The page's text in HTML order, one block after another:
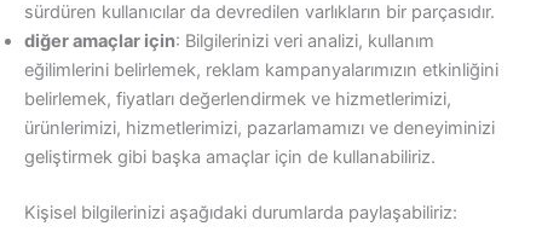
sürdüren kullanıcılar da devredilen varlıkların bir parçasıdır.
diğer amaçlar için: Bilgilerinizi veri analizi, kullanım
eğilimlerini belirlemek, reklam kampanyalarımızın etkinliğini
belirlemek, fiyatları değerlendirmek ve hizmetlerimizi,
ürünlerimizi, hizmetlerimizi, pazarlamamızı ve deneyiminizi
geliştirmek gibi başka amaçlar için de kullanabiliriz.
Kişisel bilgilerinizi aşağıdaki durumlarda paylaşabiliriz: